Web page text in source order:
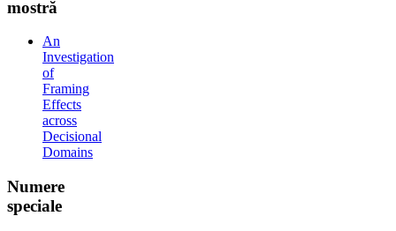
mostră
An
Investigation
of
Framing
Effects
across
Decisional
Domains
Numere
speciale